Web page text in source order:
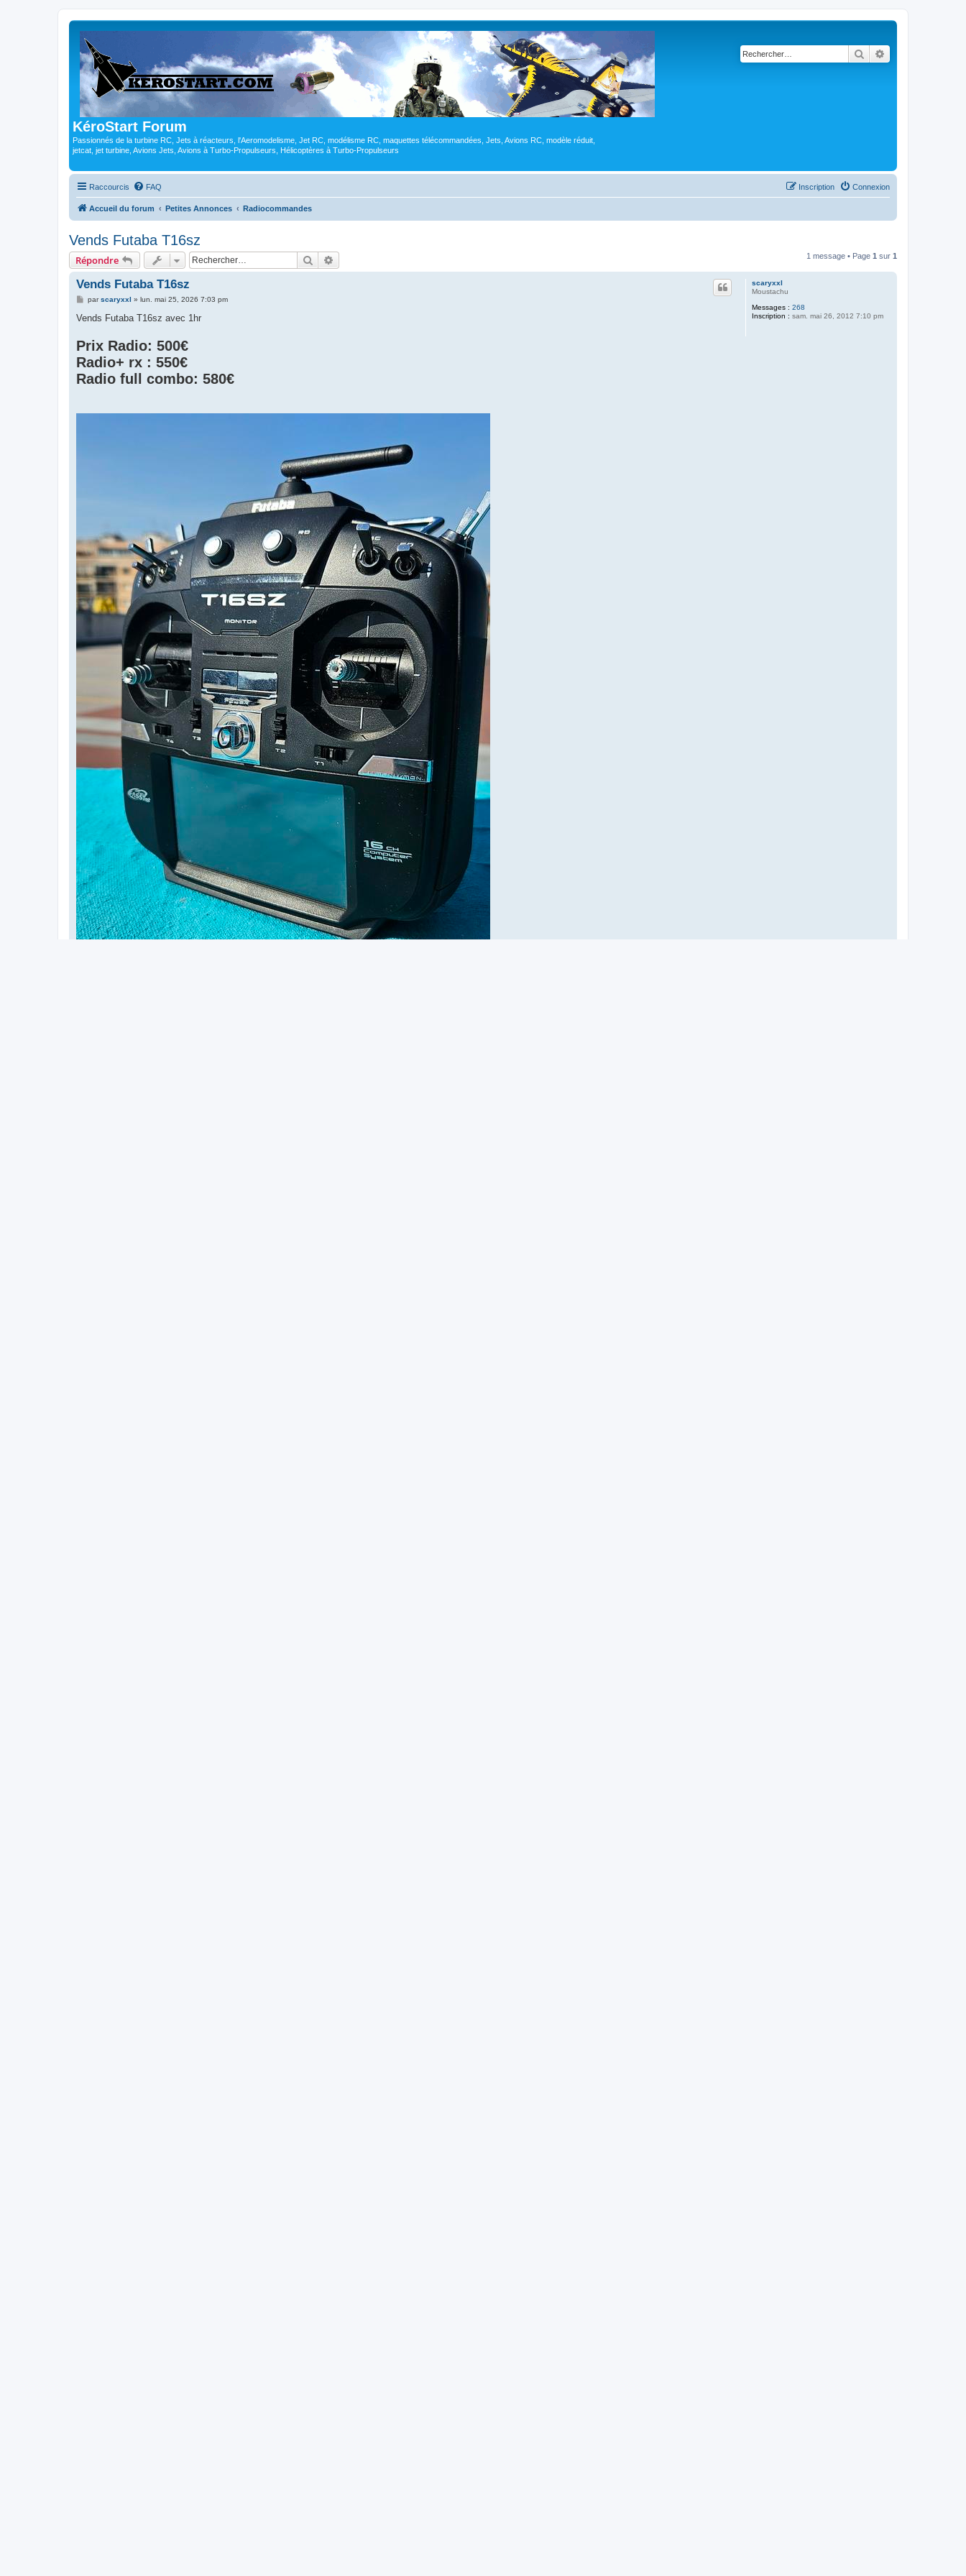
KéroStart Forum
Passionnés de la turbine RC, Jets à réacteurs, l'Aeromodelisme, Jet RC, modélisme RC, maquettes télécommandées, Jets, Avions RC, modèle réduit,
jetcat, jet turbine, Avions Jets, Avions à Turbo-Propulseurs, Hélicoptères à Turbo-Propulseurs
Rechercher
Raccourcis FAQ Connexion
Inscription
Accueil du forum Petites Annonces Radiocommandes
Vends Futaba T16sz
Répondre Rechercher 1 message • Page 1 sur 1
scaryxxl
Moustachu
Messages : 268
Inscription : sam. mai 26, 2012 7:10 pm
Vends Futaba T16sz
M
s
g
e
parscaryxxl » lun. mai 25, 2026 7:03 pm
Vends Futaba T16sz avec 1hr
Prix Radio: 500€
Radio+ rx : 550€
Radio full combo: 580€